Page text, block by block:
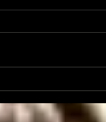
lancé